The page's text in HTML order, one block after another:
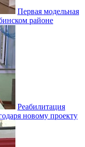
Первая модельная
районе
Реабилитация
новому проекту